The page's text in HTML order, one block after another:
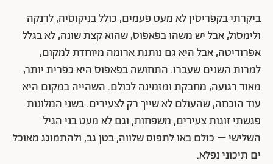
ביקרתי בקפריסין לא מעט פעמים, כולל בניקוסיה, לרנקה
ולימסול, אבל יש משהו בפאפוס, שהוא קצת שונה, לא בגלל
אפרודיטה, אבל היא גם נותנת ארומה מיוחדת למקום,
למרות השנים שעברו. התחושה בפאפוס היא כפרית יותר,
מאוד רגועה, מחבקת ומזמינה לכולם. השהייה במקום היא
עוד הוכחה, שהעולם לא שייך רק לצעירים. בשני המלונות
פגשתי זוגות צעירים, משפחות, וגם לא מעט בני הגיל
השלישי – כולם באו לתפוס שלווה, בטן גב, ולהתמוגג מאוכל
ים תיכוני נפלא.